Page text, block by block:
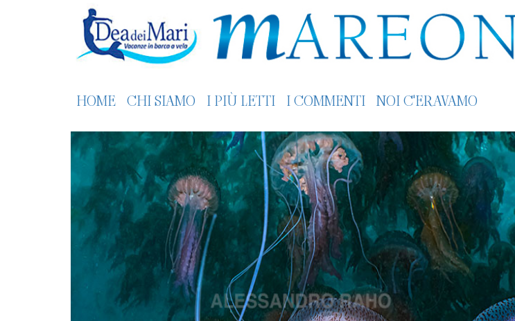
HOME CHI SIAMO I PIÙ LETTI I COMMENTI NOI C'ERAVAMO